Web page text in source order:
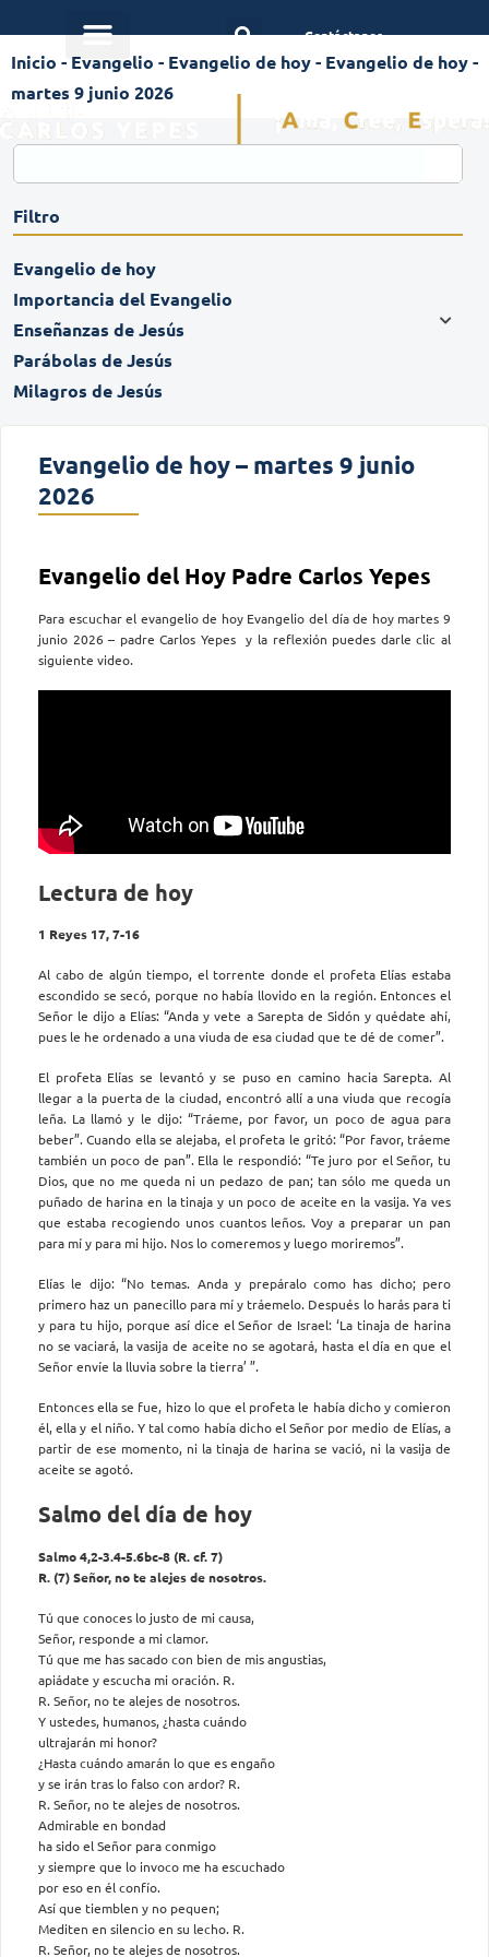
Contáctanos
Inicio - Evangelio - Evangelio de hoy- Evangelio de hoy -
martes 9 junio 2026
Filtro
Evangelio de hoy
Importancia del Evangelio
Enseñanzas de Jesús
Parábolas de Jesús
Milagros de Jesús
Evangelio de hoy – martes 9 junio
2026
Evangelio del Hoy Padre Carlos Yepes
Para escuchar el evangelio de hoy Evangelio del día de hoy martes 9
junio 2026 – padre Carlos Yepes y la reflexión puedes darle clic al
siguiente video.
Lectura de hoy
1 Reyes 17, 7-16
Al cabo de algún tiempo, el torrente donde el profeta Elías estaba
escondido se secó, porque no había llovido en la región. Entonces el
Señor le dijo a Elías: “Anda y vete a Sarepta de Sidón y quédate ahí,
pues le he ordenado a una viuda de esa ciudad que te dé de comer”.
El profeta Elías se levantó y se puso en camino hacia Sarepta. Al
llegar a la puerta de la ciudad, encontró allí a una viuda que recogía
leña. La llamó y le dijo: “Tráeme, por favor, un poco de agua para
beber”. Cuando ella se alejaba, el profeta le gritó: “Por favor, tráeme
también un poco de pan”. Ella le respondió: “Te juro por el Señor, tu
Dios, que no me queda ni un pedazo de pan; tan sólo me queda un
puñado de harina en la tinaja y un poco de aceite en la vasija. Ya ves
que estaba recogiendo unos cuantos leños. Voy a preparar un pan
para mí y para mi hijo. Nos lo comeremos y luego moriremos”.
Elías le dijo: “No temas. Anda y prepáralo como has dicho; pero
primero haz un panecillo para mí y tráemelo. Después lo harás para ti
y para tu hijo, porque así dice el Señor de Israel: ‘La tinaja de harina
no se vaciará, la vasija de aceite no se agotará, hasta el día en que el
Señor envíe la lluvia sobre la tierra’ ”.
Entonces ella se fue, hizo lo que el profeta le había dicho y comieron
él, ella y el niño. Y tal como había dicho el Señor por medio de Elías, a
partir de ese momento, ni la tinaja de harina se vació, ni la vasija de
aceite se agotó.
Salmo del día de hoy
Salmo 4,2-3.4-5.6bc-8 (R. cf. 7)
R. (7) Señor, no te alejes de nosotros.
Tú que conoces lo justo de mi causa,
Señor, responde a mi clamor.
Tú que me has sacado con bien de mis angustias,
apiádate y escucha mi oración. R.
R. Señor, no te alejes de nosotros.
Y ustedes, humanos, ¿hasta cuándo
ultrajarán mi honor?
¿Hasta cuándo amarán lo que es engaño
y se irán tras lo falso con ardor? R.
R. Señor, no te alejes de nosotros.
Admirable en bondad
ha sido el Señor para conmigo
y siempre que lo invoco me ha escuchado
por eso en él confío.
Así que tiemblen y no pequen;
Mediten en silencio en su lecho. R.
R. Señor, no te alejes de nosotros.